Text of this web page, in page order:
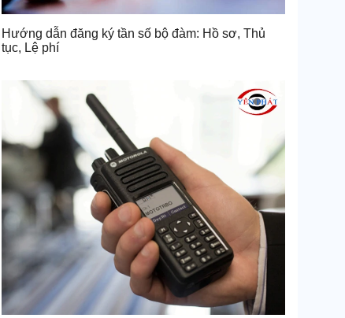
Hướng dẫn đăng ký tần số bộ đàm: Hồ sơ, Thủ
tục, Lệ phí